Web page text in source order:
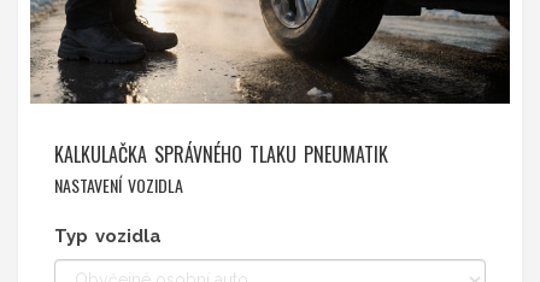
KALKULAČKA SPRÁVNÉHO TLAKU PNEUMATIK
NASTAVENÍ VOZIDLA
Typ vozidla